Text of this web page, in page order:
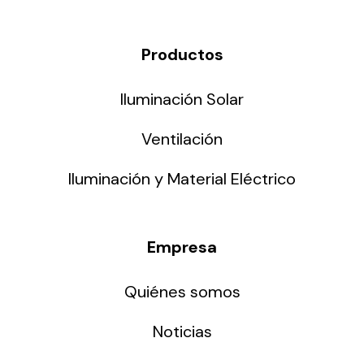
Productos
Iluminación Solar
Ventilación
Iluminación y Material Eléctrico
Empresa
Quiénes somos
Noticias